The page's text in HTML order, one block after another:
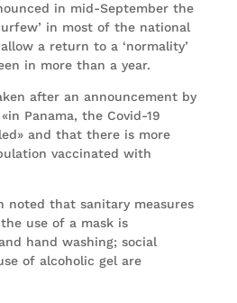
in mid-September the
in most of the national
a return to a ‘normality’
in more than a year.
after an announcement by
Panama, the Covid-19
and that there is more
vaccinated with
noted that sanitary measures
use of a mask is
hand washing; social
of alcoholic gel are